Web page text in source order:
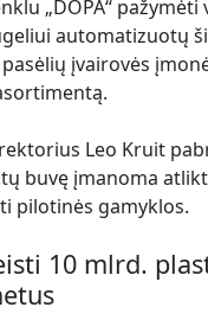
„DOPA“
automatizuotų
įvairovės
Leo Kruit
buvę įmanoma
pilotinės gamyklos.
10 mlrd.